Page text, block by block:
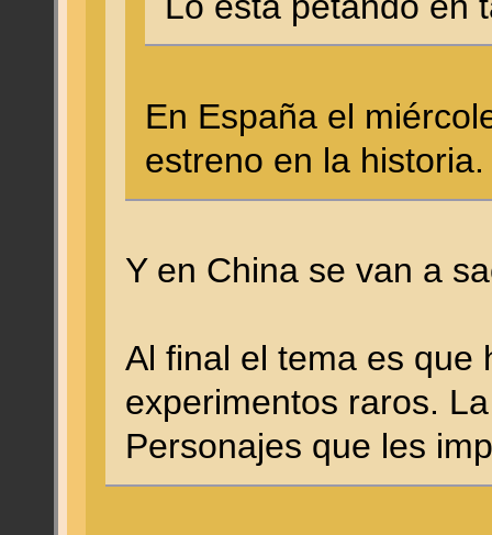
En España el
estreno en la
Y en China se van a
Al final el tema es que
experimentos raros.
Personajes que les